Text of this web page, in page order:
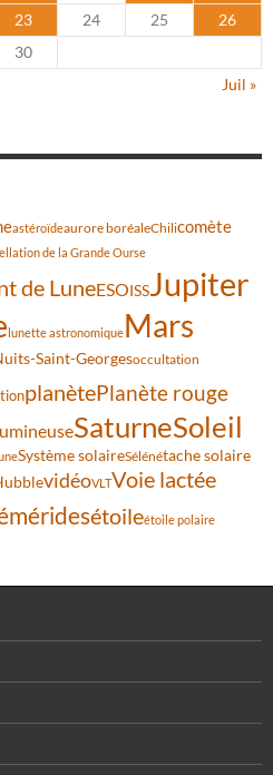
23 24 25
26
30
Juil »
astéroïdeaurore boréaleChilicomète
de la Grande Ourse
de LuneESOISSJupiter
lunette astronomiqueMars
Saint-Georgesoccultation
planètePlanète rouge
SaturneSoleil
Système solaireSélénétache solaire
vidéoVLTVoie lactée
étoileétoile polaire